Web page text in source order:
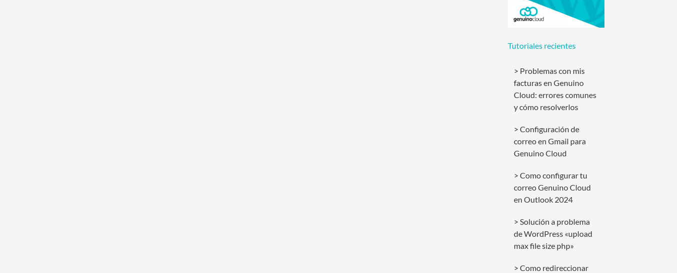
Tutoriales recientes
Problemas con mis
facturas en Genuino
Cloud: errores comunes
y cómo resolverlos
Configuración de
correo en Gmail para
Genuino Cloud
Como configurar tu
correo Genuino Cloud
en Outlook 2024
Solución a problema
de WordPress «upload
max file size php»
Como redireccionar